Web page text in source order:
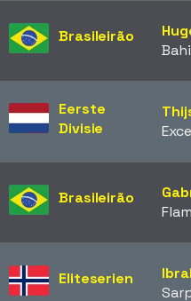
Brasileirão
Eerste
Divisie
Brasileirão
Eliteserien